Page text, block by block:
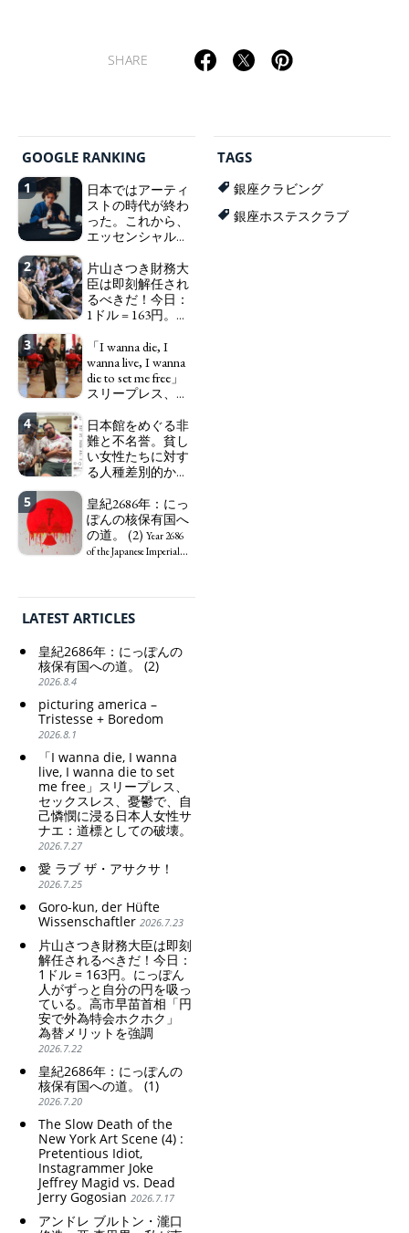
SHARE
GOOGLE RANKING
1
日本ではアーティ
ストの時代が終わ
った。これから、
エッセンシャルワ
ワーカー、ソーシ
ャルワーカーと同
じ、アートワーカ
ーになる。We have
word "artist" into the
word "Art Worker"
(similar to "Essential
Worker", "Sex Worker" or
2
片山さつき財務大
臣は即刻解任され
るべきだ！今日：
1ドル = 163円。に
自分の円を吸って
いる。高市早苗首
相「円安で外為特
会ホクホク」 為
Finance Minister
KATAYAMA Satsuki
should be fired
immediately! Today: 1
Japanese Have Long Been
Draining Their Own Yen.
Prime Minister
TAKAICHI Sanae: "The
Emphasising the benefits
of the exchange rate
3
「I wanna die, I
wanna live, I wanna
die to set me free」
スリープレス、セ
で、自己憐憫に浸
る日本人女性サナ
エ：道標としての
破壊。"I wanna die, I
set me free" - Sanae, a
Japanese woman who is
sleepless, sexless, depressive
and wallowing in self-
4
日本館をめぐる非
難と不名誉。貧し
い女性たちに対す
る人種差別的かつ
取。保守的な日本
の家父長制の強
化。戸籍制度の強
化。差別的な血統
Pavilion. Racist and
poor women.
Strengthening of
conservative Japanese
of the family registration
system. Reinforcement of
ideology.
5
皇紀2686年：にっ
ぽんの核保有国へ
の道。 (2) Year 2686
of the Japanese Imperial
TAGS
銀座クラビング
銀座ホステスクラブ
LATEST ARTICLES
皇紀2686年：にっぽんの
核保有国への道。 (2)
2026.8.4
picturing america –
Tristesse + Boredom
2026.8.1
「I wanna die, I wanna
live, I wanna die to set
me free」スリープレス、
セックスレス、憂鬱で、自
己憐憫に浸る日本人女性サ
ナエ：道標としての破壊。
2026.7.27
愛 ラブ ザ・アサクサ！
2026.7.25
Goro-kun, der Hüfte
Wissenschaftler 2026.7.23
片山さつき財務大臣は即刻
解任されるべきだ！今日：
1ドル = 163円。にっぽん
人がずっと自分の円を吸っ
ている。高市早苗首相「円
安で外為特会ホクホク」
為替メリットを強調
2026.7.22
皇紀2686年：にっぽんの
核保有国への道。 (1)
2026.7.20
The Slow Death of the
New York Art Scene (4) :
Pretentious Idiot,
Instagrammer Joke
Jeffrey Magid vs. Dead
Jerry Gogosian 2026.7.17
アンドレ ブルトン・瀧口